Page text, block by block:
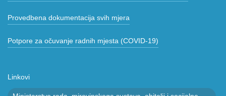
Provedbena dokumentacija svih mjera
Potpore za očuvanje radnih mjesta (COVID-19)
Linkovi